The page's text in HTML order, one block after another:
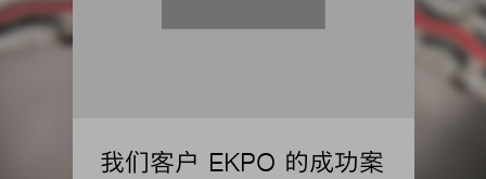
我们客户 EKPO 的成功案